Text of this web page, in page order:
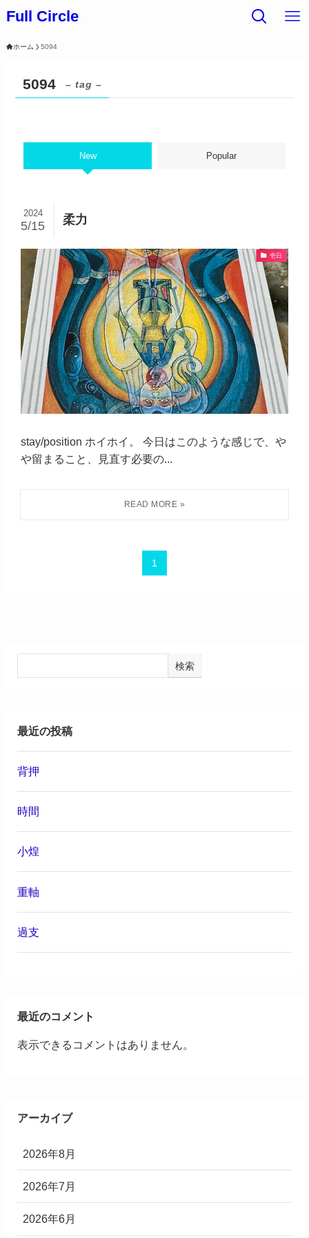
Full Circle
ホーム 5094
5094 – tag –
New Popular
柔力
2024
5/15
壱日
stay/position ホイホイ。 今日はこのような感じで、や
や留まること、見直す必要の...
1
検索
最近の投稿
背押
時間
小煌
重軸
過支
最近のコメント
表示できるコメントはありません。
アーカイブ
2026年8月
2026年7月
2026年6月